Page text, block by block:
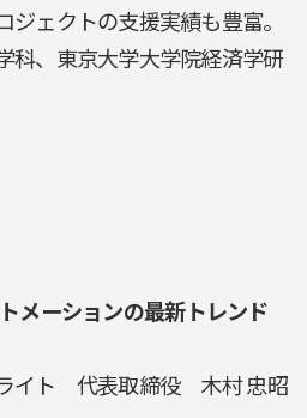
ェクトの支援実績も豊富。
科、東京大学大学院経済学研
ーションの最新トレンド
ライト 代表取締役 木村 忠昭